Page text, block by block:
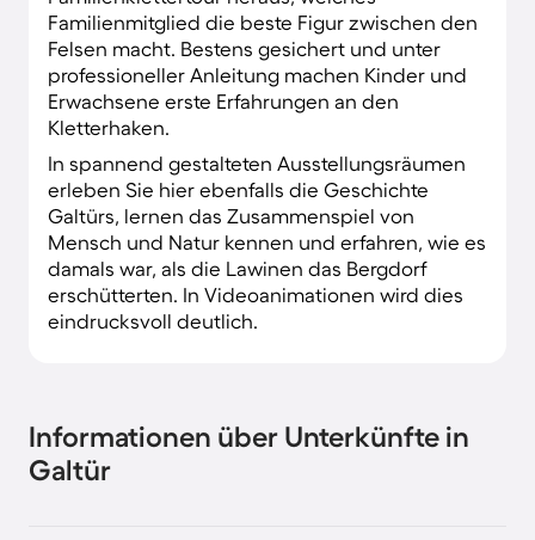
Familienmitglied die beste Figur zwischen den
Felsen macht. Bestens gesichert und unter
professioneller Anleitung machen Kinder und
Erwachsene erste Erfahrungen an den
Kletterhaken.
In spannend gestalteten Ausstellungsräumen
erleben Sie hier ebenfalls die Geschichte
Galtürs, lernen das Zusammenspiel von
Mensch und Natur kennen und erfahren, wie es
damals war, als die Lawinen das Bergdorf
erschütterten. In Videoanimationen wird dies
eindrucksvoll deutlich.
Informationen über Unterkünfte in
Galtür